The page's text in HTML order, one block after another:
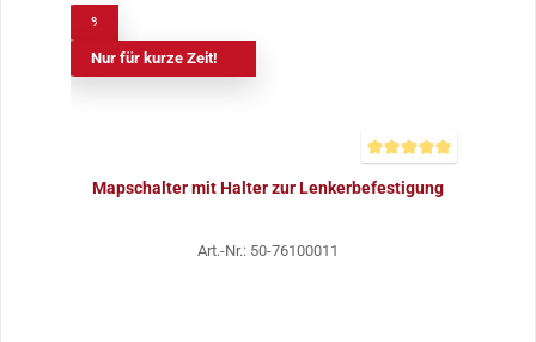
Nur für kurze Zeit!
Mapschalter mit Halter zur Lenkerbefestigung
Art.-Nr.: 50-76100011